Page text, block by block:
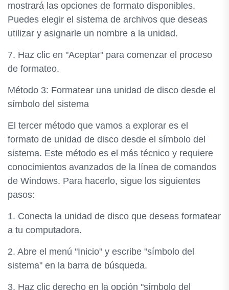
mostrará las opciones de formato disponibles.
Puedes elegir el sistema de archivos que deseas
utilizar y asignarle un nombre a la unidad.
7. Haz clic en "Aceptar" para comenzar el proceso
de formateo.
Método 3: Formatear una unidad de disco desde el
símbolo del sistema
El tercer método que vamos a explorar es el
formato de unidad de disco desde el símbolo del
sistema. Este método es el más técnico y requiere
conocimientos avanzados de la línea de comandos
de Windows. Para hacerlo, sigue los siguientes
pasos:
1. Conecta la unidad de disco que deseas formatear
a tu computadora.
2. Abre el menú "Inicio" y escribe "símbolo del
sistema" en la barra de búsqueda.
3. Haz clic derecho en la opción "símbolo del